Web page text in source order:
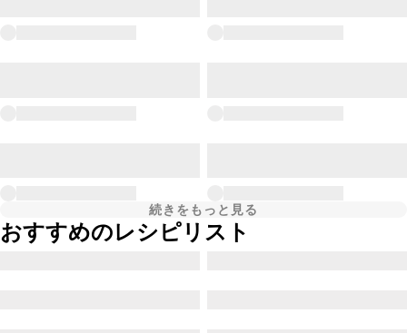
続きをもっと見る
おすすめのレシピリスト